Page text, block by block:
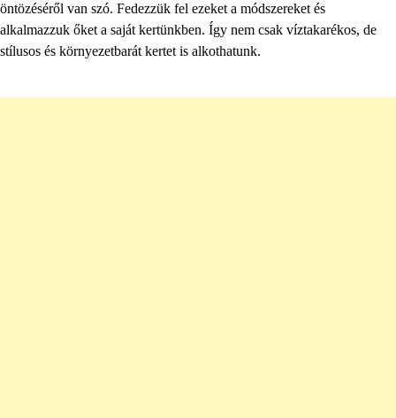
öntözéséről van szó. Fedezzük fel ezeket a módszereket és
alkalmazzuk őket a saját kertünkben. Így nem csak víztakarékos, de
stílusos és környezetbarát kertet is alkothatunk.